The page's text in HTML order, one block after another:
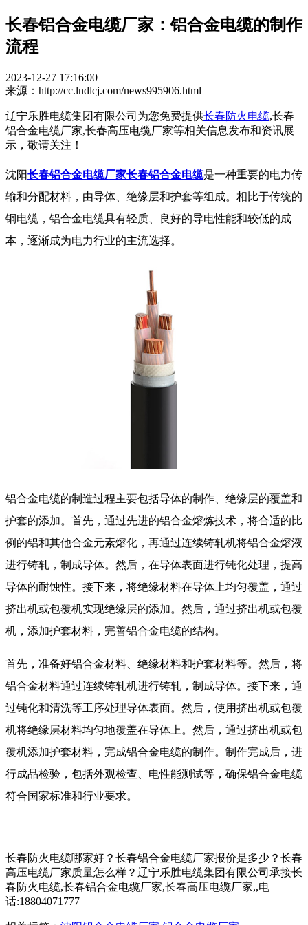
长春铝合金电缆厂家：铝合金电缆的制作
流程
2023-12-27 17:16:00
来源：http://cc.lndlcj.com/news995906.html
辽宁乐胜电缆集团有限公司为您免费提供长春防火电缆,长春
铝合金电缆厂家,长春高压电缆厂家等相关信息发布和资讯展
示，敬请关注！
沈阳长春铝合金电缆厂家长春铝合金电缆是一种重要的电力传
输和分配材料，由导体、绝缘层和护套等组成。相比于传统的
铜电缆，铝合金电缆具有轻质、良好的导电性能和较低的成
本，逐渐成为电力行业的主流选择。
铝合金电缆的制造过程主要包括导体的制作、绝缘层的覆盖和
护套的添加。首先，通过先进的铝合金熔炼技术，将合适的比
例的铝和其他合金元素熔化，再通过连续铸轧机将铝合金熔液
进行铸轧，制成导体。然后，在导体表面进行钝化处理，提高
导体的耐蚀性。接下来，将绝缘材料在导体上均匀覆盖，通过
挤出机或包覆机实现绝缘层的添加。然后，通过挤出机或包覆
机，添加护套材料，完善铝合金电缆的结构。
首先，准备好铝合金材料、绝缘材料和护套材料等。然后，将
铝合金材料通过连续铸轧机进行铸轧，制成导体。接下来，通
过钝化和清洗等工序处理导体表面。然后，使用挤出机或包覆
机将绝缘层材料均匀地覆盖在导体上。然后，通过挤出机或包
覆机添加护套材料，完成铝合金电缆的制作。制作完成后，进
行成品检验，包括外观检查、电性能测试等，确保铝合金电缆
符合国家标准和行业要求。
长春防火电缆哪家好？长春铝合金电缆厂家报价是多少？长春
高压电缆厂家质量怎么样？辽宁乐胜电缆集团有限公司承接长
春防火电缆,长春铝合金电缆厂家,长春高压电缆厂家,,电
话:18804071777